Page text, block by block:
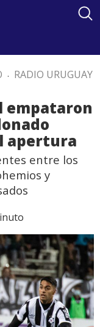
. RADIO URUGUAY
empataron
apertura
entre los
y